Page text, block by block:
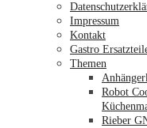
Impressum
Kontakt
Gastro
Themen
Robot
Rieber